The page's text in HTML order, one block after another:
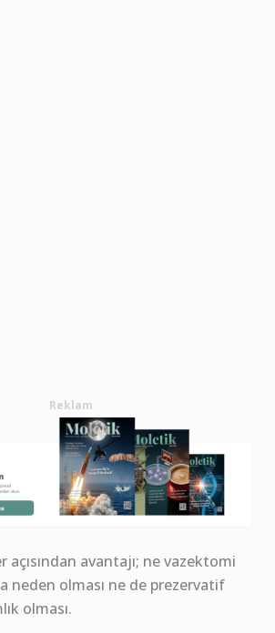
Reklam
açısından avantajı; ne vazektomi
neden olması ne de prezervatif
olması.